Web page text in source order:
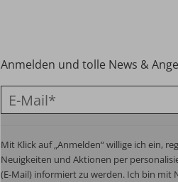
Anmelden und tolle News &
Mit Klick auf „Anmelden“ willige ich ein,
Neuigkeiten und Aktionen per
(E-Mail) informiert zu werden. Ich bin mit